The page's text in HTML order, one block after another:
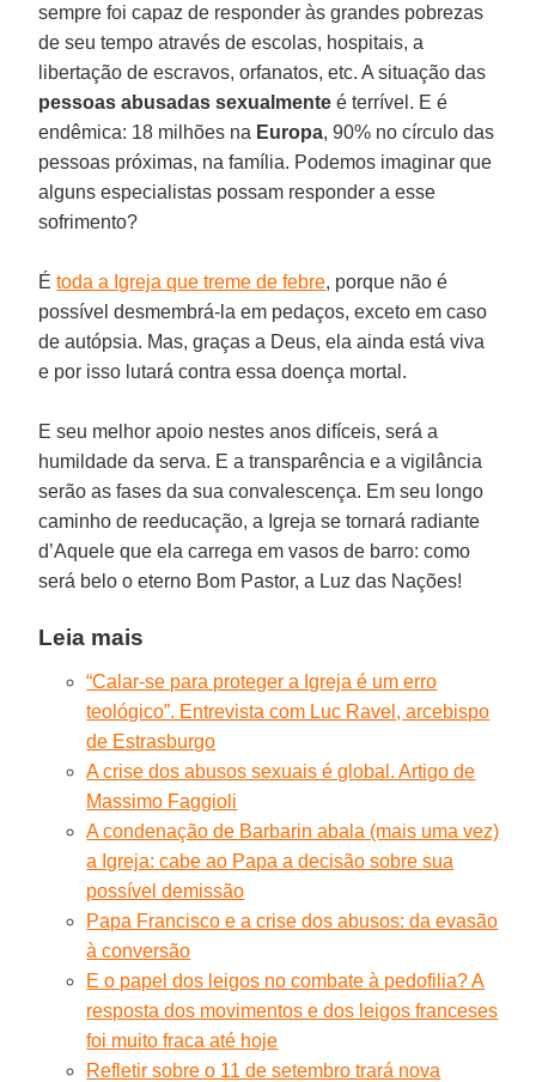
sempre foi capaz de responder às grandes pobrezas
de seu tempo através de escolas, hospitais, a
libertação de escravos, orfanatos, etc. A situação das
pessoas abusadas sexualmente é terrível. E é
endêmica: 18 milhões na Europa, 90% no círculo das
pessoas próximas, na família. Podemos imaginar que
alguns especialistas possam responder a esse
sofrimento?
Étoda a Igreja que treme de febre, porque não é
possível desmembrá-la em pedaços, exceto em caso
de autópsia. Mas, graças a Deus, ela ainda está viva
e por isso lutará contra essa doença mortal.
E seu melhor apoio nestes anos difíceis, será a
humildade da serva. E a transparência e a vigilância
serão as fases da sua convalescença. Em seu longo
caminho de reeducação, a Igreja se tornará radiante
d’Aquele que ela carrega em vasos de barro: como
será belo o eterno Bom Pastor, a Luz das Nações!
Leia mais
“Calar-se para proteger a Igreja é um erro
teológico”. Entrevista com Luc Ravel, arcebispo
de Estrasburgo
A crise dos abusos sexuais é global. Artigo de
Massimo Faggioli
A condenação de Barbarin abala (mais uma vez)
a Igreja: cabe ao Papa a decisão sobre sua
possível demissão
Papa Francisco e a crise dos abusos: da evasão
à conversão
E o papel dos leigos no combate à pedofilia? A
resposta dos movimentos e dos leigos franceses
foi muito fraca até hoje
Refletir sobre o 11 de setembro trará nova